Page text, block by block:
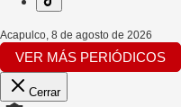
Acapulco 8 de agosto de 2026
VER MÁS PERIÓDICOS
Cerrar